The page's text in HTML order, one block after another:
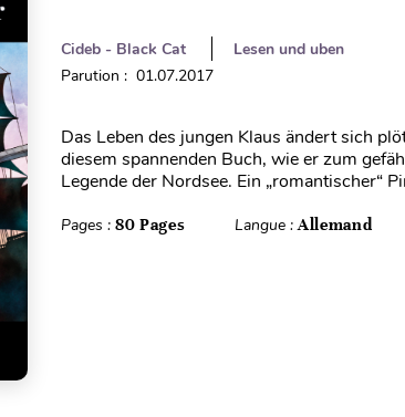
Cideb - Black Cat
Lesen und uben
Parution : 01.07.2017
Das Leben des jungen Klaus ändert sich
diesem spannenden Buch, wie er zum
Legende der Nordsee. Ein „romantischer“
Pages : 80 Pages Langue :Allemand